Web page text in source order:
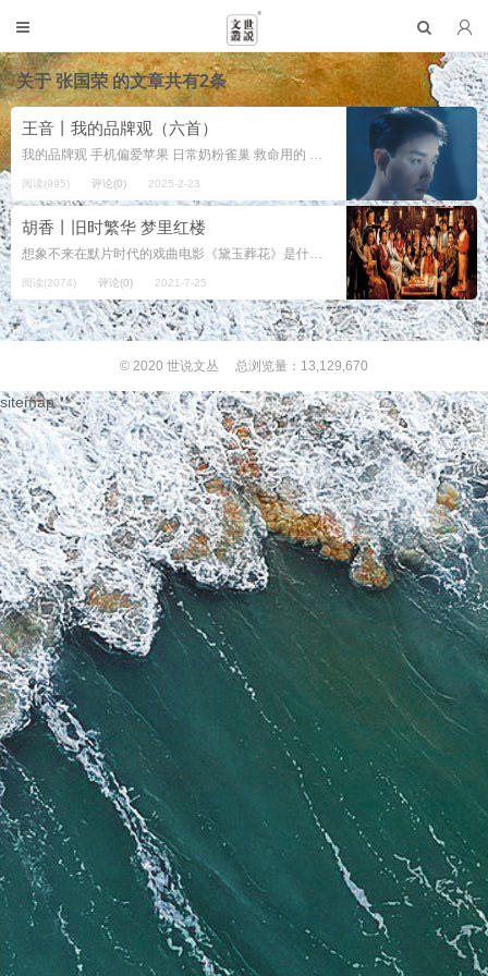
关于张国荣的文章共有2条
王音丨我的品牌观（六首）
我的品牌观 手机偏爱苹果 日常奶粉雀巢 救命用的 巧克力 一般都是德芙 琳琅满目的品牌好多 价格也好贵都 不是我的选择 一款型号差不多的 苹果（Apple） 再就是品牌中 的大路货 雀巢...
阅读(995) 评论(0) 2025-2-23
胡香丨旧时繁华 梦里红楼
想象不来在默片时代的戏曲电影《黛玉葬花》是什么样子，据说放映时间很短，演林黛玉的梅兰芳，自己也没有看到样片，现在，更没有任何影像资料传下来。但是，那是《红楼梦》剧情走上银幕的开始。从那时到现在，82年间，能够...
阅读(2074) 评论(0) 2021-7-25
© 2020 世说文丛 总浏览量：13,129,670
sitemap